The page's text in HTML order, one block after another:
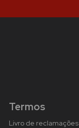
Termos
Livro de reclamações